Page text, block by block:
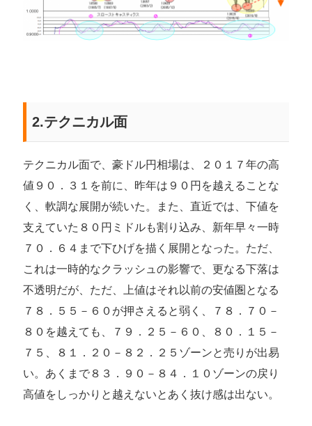
2.テクニカル面
テクニカル面で、豪ドル円相場は、２０１７年の高
値９０．３１を前に、昨年は９０円を越えることな
く、軟調な展開が続いた。また、直近では、下値を
支えていた８０円ミドルも割り込み、新年早々一時
７０．６４まで下ひげを描く展開となった。ただ、
これは一時的なクラッシュの影響で、更なる下落は
不透明だが、ただ、上値はそれ以前の安値圏となる
７８．５５－６０が押さえると弱く、７８．７０－
８０を越えても、７９．２５－６０、８０．１５－
７５、８１．２０－８２．２５ゾーンと売りが出易
い。あくまで８３．９０－８４．１０ゾーンの戻り
高値をしっかりと越えないとあく抜け感は出ない。